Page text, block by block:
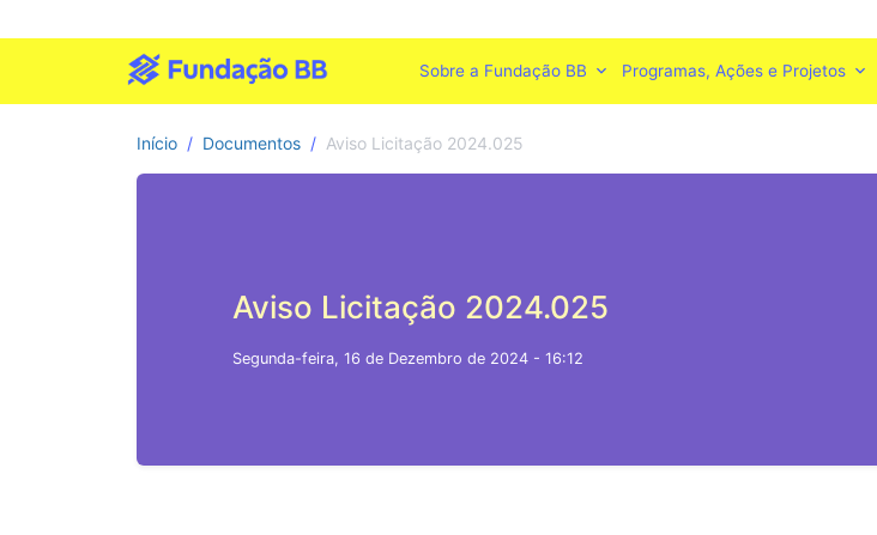
Sobre a Fundação BB Programas, Ações e Projetos
Início Documentos Aviso Licitação 2024.025
Aviso Licitação 2024.025
Segunda-feira, 16 de Dezembro de 2024 - 16:12